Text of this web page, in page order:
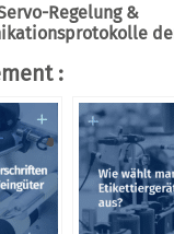
Regelung &
: